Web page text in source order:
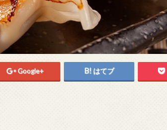
Google+ はてブ